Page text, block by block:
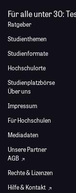
Für alle unter 30:
Ratgeber
Studienthemen
Studienformate
Hochschulorte
Studienplatzbörse
Über uns
Impressum
Für Hochschulen
Mediadaten
Unsere Partner
AGB
Rechte & Lizenzen
Hilfe & Kontakt